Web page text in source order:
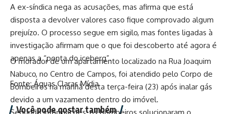
A ex-síndica nega as acusações, mas afirma que está
disposta a devolver valores caso fique comprovado algum
prejuízo. O processo segue em sigilo, mas fontes ligadas à
investigação afirmam que o que foi descoberto até agora é
apenas a “ponta do iceberg”.
Fonte: Águas Claras Mídia
Você pode gostar também
O morador de um apartamento localizado na Rua Joaquim
Nabuco, no Centro de Campos, foi atendido pelo Corpo de
Bombeiros na manhã desta terça-feira (23) após inalar gás
devido a um vazamento dentro do imóvel.